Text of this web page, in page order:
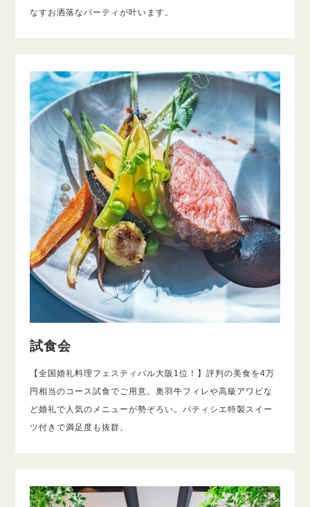
なすお洒落なパーティが叶います。
試食会
【全国婚礼料理フェスティバル大阪1位！】評判の美食を4万
円相当のコース試食でご用意。奥羽牛フィレや高級アワビな
ど婚礼で人気のメニューが勢ぞろい。パティシエ特製スイー
ツ付きで満足度も抜群。